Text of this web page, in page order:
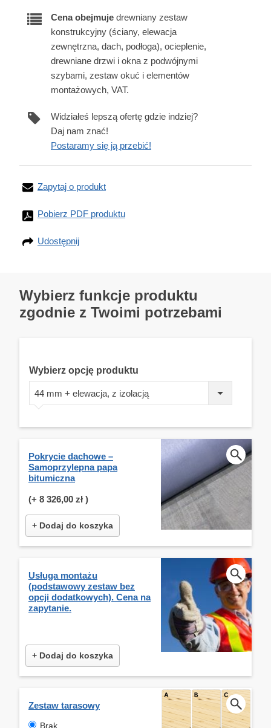
Cena obejmuje drewniany zestaw
konstrukcyjny (ściany, elewacja
zewnętrzna, dach, podłoga), ocieplenie,
drewniane drzwi i okna z podwójnymi
szybami, zestaw okuć i elementów
montażowych, VAT.
Widziałeś lepszą ofertę gdzie indziej?
Daj nam znać!
Postaramy się ją przebić!
Zapytaj o produkt
Pobierz PDF produktu
Udostępnij
Wybierz funkcje produktu
zgodnie z Twoimi potrzebami
Wybierz opcję produktu
44 mm + elewacja, z izolacją
Pokrycie dachowe –
Samoprzylepna papa
bitumiczna
(+ 8 326,00 zł )
+ Dodaj do koszyka
Usługa montażu
(podstawowy zestaw bez
opcji dodatkowych). Cena na
zapytanie.
+ Dodaj do koszyka
Zestaw tarasowy
Brak